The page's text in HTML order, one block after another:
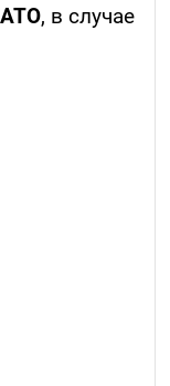
, в случае